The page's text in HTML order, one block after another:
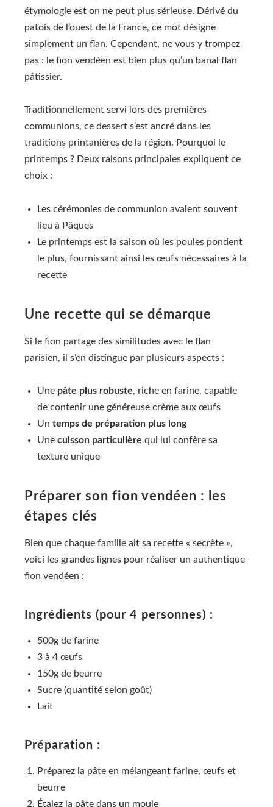
étymologie est on ne peut plus sérieuse. Dérivé du
patois de l’ouest de la France, ce mot désigne
simplement un flan. Cependant, ne vous y trompez
pas : le fion vendéen est bien plus qu’un banal flan
pâtissier.
Traditionnellement servi lors des premières
communions, ce dessert s’est ancré dans les
traditions printanières de la région. Pourquoi le
printemps ? Deux raisons principales expliquent ce
choix :
Les cérémonies de communion avaient souvent
lieu à Pâques
Le printemps est la saison où les poules pondent
le plus, fournissant ainsi les œufs nécessaires à la
recette
Une recette qui se démarque
Si le fion partage des similitudes avec le flan
parisien, il s’en distingue par plusieurs aspects :
Une pâte plus robuste, riche en farine, capable
de contenir une généreuse crème aux œufs
Un temps de préparation plus long
Une cuisson particulière qui lui confère sa
texture unique
Préparer son fion vendéen : les
étapes clés
Bien que chaque famille ait sa recette « secrète »,
voici les grandes lignes pour réaliser un authentique
fion vendéen :
Ingrédients (pour 4 personnes) :
500g de farine
3 à 4 œufs
150g de beurre
Sucre (quantité selon goût)
Lait
Préparation :
Préparez la pâte en mélangeant farine, œufs et
beurre
Étalez la pâte dans un moule